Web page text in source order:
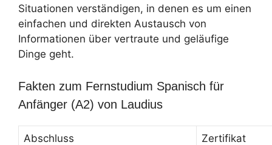
Situationen verständigen, in denen es um einen
einfachen und direkten Austausch von
Informationen über vertraute und geläufige
Dinge geht.
Fakten zum Fernstudium Spanisch für
Anfänger (A2) von Laudius
Abschluss Zertifikat